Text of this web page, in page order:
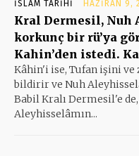
İSLAM TARIHI HAZIRAN 9,
Kral Dermesil, Nuh
korkunç bir rü’ya
Kahin’den istedi.
Kâhin'i ise, Tufan işini ve
bildirir ve Nuh
Babil Kralı Dermesil'e
Aleyhisselâmın...